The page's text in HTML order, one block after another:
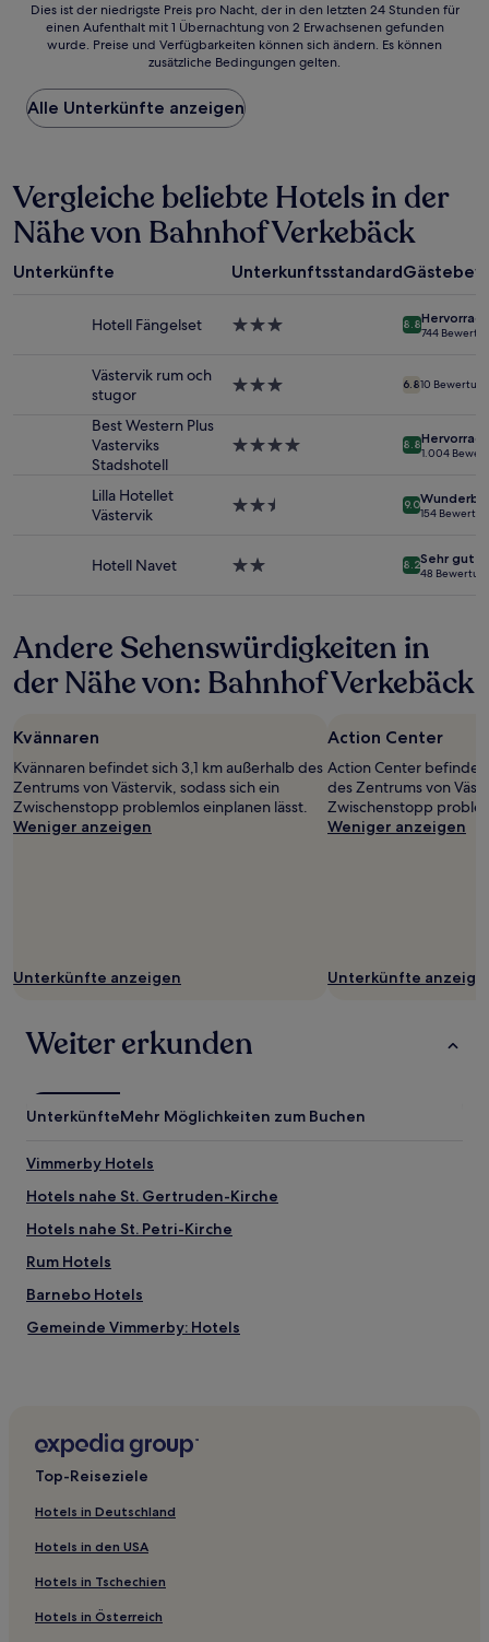
Dies
der
Preis
pro
Nacht,
den
letzten
24 Stunden
für
einen
1 Übernachtung
Verfügbarkeiten
Dies ist der niedrigste Preis pro Nacht, der in den letzten 24 Stunden für
einen Aufenthalt mit 1 Übernachtung von 2 Erwachsenen gefunden
wurde. Preise und Verfügbarkeiten können sich ändern. Es können
zusätzliche Bedingungen gelten.
Alle Unterkünfte anzeigen
Vergleiche beliebte Hotels in der
Nähe von Bahnhof Verkebäck
Unterkünfte Unterkunftsstandard
Hotell Fängelset
3.0-
8.8
744
Västervik rum och
stugor
3.0-
6.810
Best Western Plus
Vasterviks
Stadshotell
4.0-
8.8
1.004
Lilla Hotellet
Västervik
2.5-
9.0
154
Hotell Navet
2.0-
8.2Sehr gut
48
Andere Sehenswürdigkeiten in
der Nähe von: Bahnhof Verkebäck
Kvännaren
Kvännaren befindet sich 3,1 km außerhalb des
Zentrums von Västervik, sodass sich ein
Zwischenstopp problemlos einplanen lässt.
Weniger anzeigen
Unterkünfte anzeigen
Action Center
Action Center befindet
des Zentrums von
Zwischenstopp
Weniger anzeigen
Unterkünfte
Weiter erkunden
UnterkünfteMehr Möglichkeiten zum Buchen
Vimmerby Hotels
Hotels nahe St. Gertruden-Kirche
Hotels nahe St. Petri-Kirche
Rum Hotels
Barnebo Hotels
Gemeinde Vimmerby: Hotels
Falsterbo Hotels
Gemeinde Västervik: Hotels
Gemeinde Oskarshamn: Hotels
Köpingsvik Hotels
Boda Sand Hotels
Borgholm Hotels
Top-Reiseziele
Hotels in Deutschland
Hotels in den USA
Hotels in Tschechien
Hotels in Österreich